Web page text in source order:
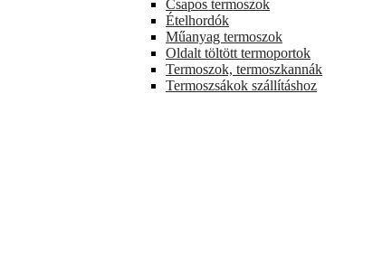
Csapos termoszok
Ételhordók
Műanyag termoszok
Oldalt töltött termoportok
Termoszok, termoszkannák
Termoszsákok szállításhoz